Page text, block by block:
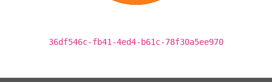
36df546c-fb41-4ed4-b61c-78f30a5ee970